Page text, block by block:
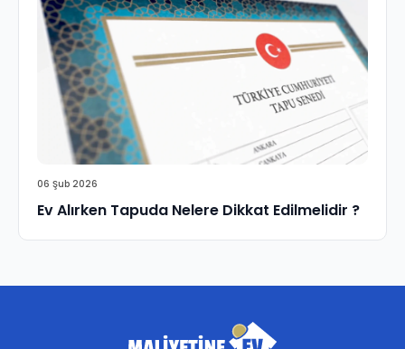
06 Şub 2026
Ev Alırken Tapuda Nelere Dikkat Edilmelidir ?